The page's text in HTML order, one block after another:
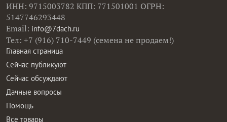
ИНН: 9715003782 КПП: 771501001 ОГРН:
5147746293448
Email: info@7dach.ru
Тел: +7 (916) 710-7449 (семена не продаем!)
Главная страница
Сейчас публикуют
Сейчас обсуждают
Дачные вопросы
Помощь
Все товары